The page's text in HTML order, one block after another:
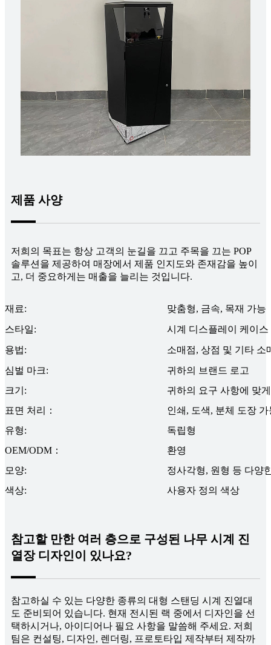
제품 사양
저희의 목표는 항상 고객의 눈길을 끄고 주목을 끄는 POP
솔루션을 제공하여 매장에서 제품 인지도와 존재감을 높이
고, 더 중요하게는 매출을 늘리는 것입니다.
재료:
맞춤형, 금속, 목재 가능
스타일:
시계 디스플레이 케이스
용법:
소매점, 상점 및 기타 소
심벌 마크:
귀하의 브랜드 로고
크기:
귀하의 요구 사항에 맞
표면 처리：
인쇄, 도색, 분체 도장 가
유형:
독립형
OEM/ODM：
환영
모양:
정사각형, 원형 ​​등 다양
색상:
사용자 정의 색상
참고할 만한 여러 층으로 구성된 나무 시계 진
열장 디자인이 있나요?
참고하실 수 있는 다양한 종류의 대형 스탠딩 시계 진열대
도 준비되어 있습니다. 현재 전시된 랙 중에서 디자인을 선
택하시거나, 아이디어나 필요 사항을 말씀해 주세요. 저희
팀은 컨설팅, 디자인, 렌더링, 프로토타입 제작부터 제작까